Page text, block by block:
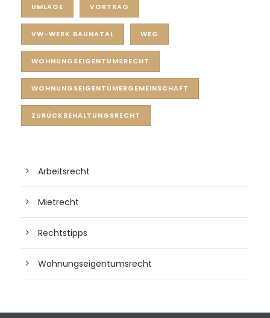
UMLAGE VORTRAG
VW-WERK BAUNATAL WEG
WOHNUNGSEIGENTUMSRECHT
WOHNUNGSEIGENTÜMERGEMEINSCHAFT
ZURÜCKBEHALTUNGSRECHT
Arbeitsrecht
Mietrecht
Rechtstipps
Wohnungseigentumsrecht